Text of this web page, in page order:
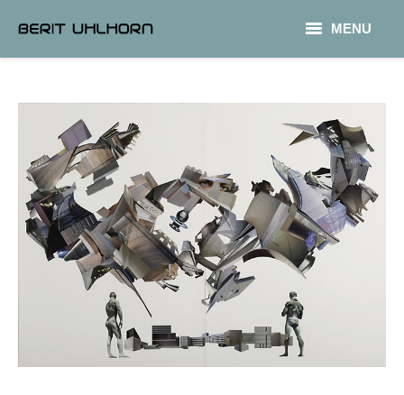
MENU
CONTACT